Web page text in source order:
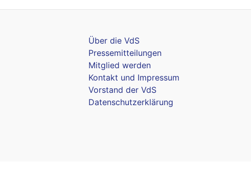
Über die VdS
Pressemitteilungen
Mitglied werden
Kontakt und Impressum
Vorstand der VdS
Datenschutzerklärung